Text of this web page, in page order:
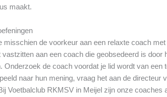
maakt.
misschien de voorkeur aan een relaxte coach
aan een coach die geobsedeerd is door
Onderzoek de coach voordat je lid wordt van een
naar hun mening, vraag het aan de directeur
Voetbalclub RKMSV in Meijel zijn onze coaches